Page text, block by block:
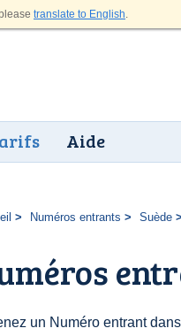
translate to English.
Aide
Numéros entrants Suède
un Numéro entrant